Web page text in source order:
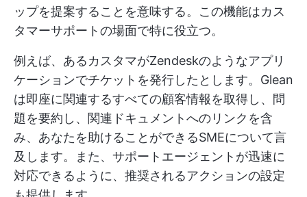
ップを提案することを意味する。この機能はカス
タマーサポートの場面で特に役立つ。
例えば、あるカスタマがZendeskのようなアプリ
ケーションでチケットを発行したとします。Glean
は即座に関連するすべての顧客情報を取得し、問
題を要約し、関連ドキュメントへのリンクを含
み、あなたを助けることができるSMEについて言
及します。また、サポートエージェントが迅速に
対応できるように、推奨されるアクションの設定